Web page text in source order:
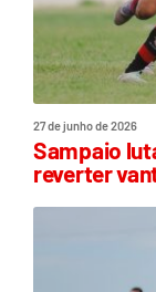
27 de junho de 2026
Sampaio
reverter